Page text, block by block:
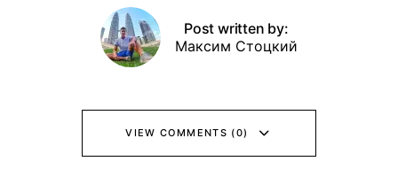
Post written by:
Максим Стоцкий
VIEW COMMENTS (0)